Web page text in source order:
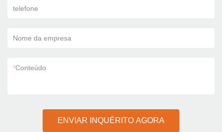
telefone
Nome da empresa
*Conteúdo
ENVIAR INQUÉRITO AGORA